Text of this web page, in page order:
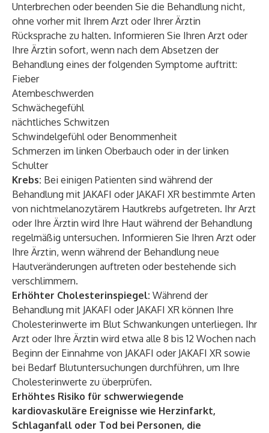
Unterbrechen oder beenden Sie die Behandlung nicht,
ohne vorher mit Ihrem Arzt oder Ihrer Ärztin
Rücksprache zu halten. Informieren Sie Ihren Arzt oder
Ihre Ärztin sofort, wenn nach dem Absetzen der
Behandlung eines der folgenden Symptome auftritt:
Fieber
Atembeschwerden
Schwächegefühl
nächtliches Schwitzen
Schwindelgefühl oder Benommenheit
Schmerzen im linken Oberbauch oder in der linken
Schulter
Krebs: Bei einigen Patienten sind während der
Behandlung mit JAKAFI oder JAKAFI XR bestimmte Arten
von nichtmelanozytärem Hautkrebs aufgetreten. Ihr Arzt
oder Ihre Ärztin wird Ihre Haut während der Behandlung
regelmäßig untersuchen. Informieren Sie Ihren Arzt oder
Ihre Ärztin, wenn während der Behandlung neue
Hautveränderungen auftreten oder bestehende sich
verschlimmern.
Erhöhter Cholesterinspiegel: Während der
Behandlung mit JAKAFI oder JAKAFI XR können Ihre
Cholesterinwerte im Blut Schwankungen unterliegen. Ihr
Arzt oder Ihre Ärztin wird etwa alle 8 bis 12 Wochen nach
Beginn der Einnahme von JAKAFI oder JAKAFI XR sowie
bei Bedarf Blutuntersuchungen durchführen, um Ihre
Cholesterinwerte zu überprüfen.
Erhöhtes Risiko für schwerwiegende
kardiovaskuläre Ereignisse wie Herzinfarkt,
Schlaganfall oder Tod bei Personen, die